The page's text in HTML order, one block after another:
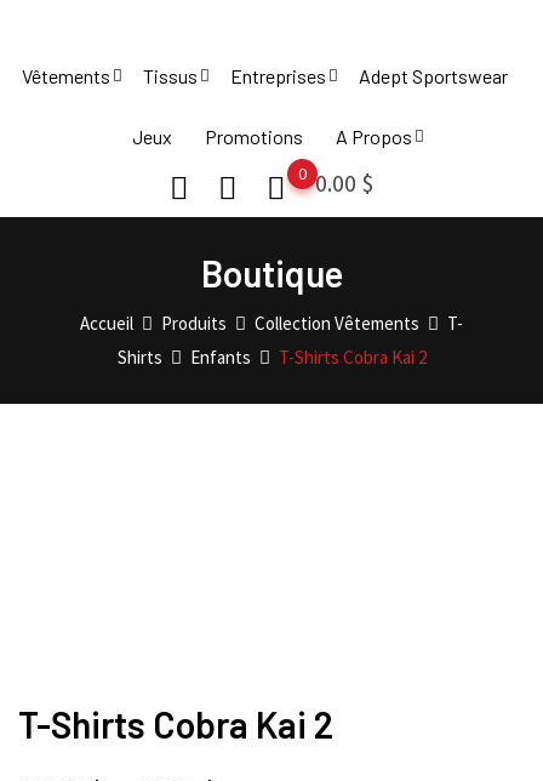
content
Vêtements Tissus Entreprises Adept Sportswear
Jeux Promotions A Propos
0.00 $
0
Boutique
Accueil Produits Collection Vêtements
T-
Shirts
Enfants T-Shirts Cobra Kai 2
T-Shirts Cobra Kai 2